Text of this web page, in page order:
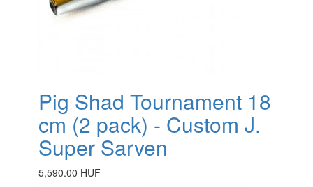
Pig Shad Tournament 18
cm (2 pack) - Custom J.
Super Sarven
5,590.00 HUF